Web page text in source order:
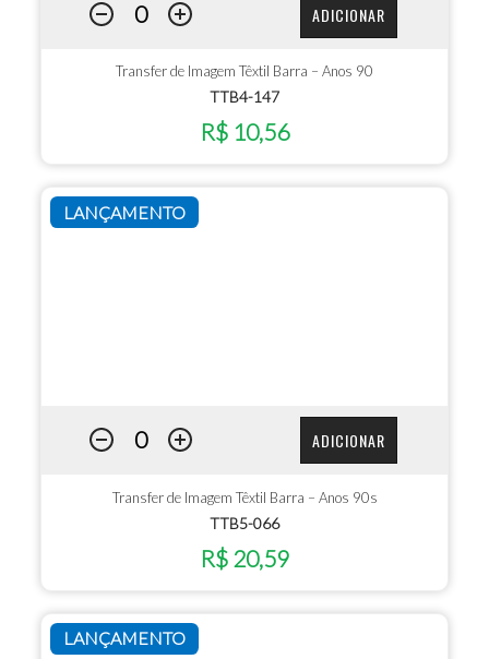
ADICIONAR
Transfer de Imagem Têxtil Barra – Anos 90
TTB4-147
R$ 10,56
LANÇAMENTO
ADICIONAR
Transfer de Imagem Têxtil Barra – Anos 90s
TTB5-066
R$ 20,59
LANÇAMENTO